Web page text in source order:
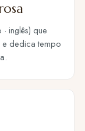
inglês) que
dedica tempo